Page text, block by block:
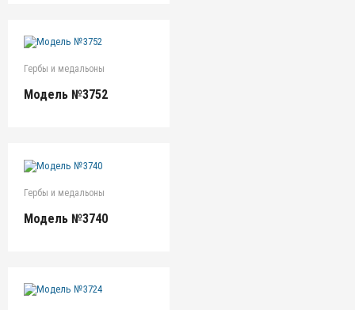
Гербы и медальоны
Модель №3752
Гербы и медальоны
Модель №3740